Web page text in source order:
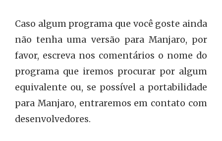
Caso algum programa que você goste ainda
não tenha uma versão para Manjaro, por
favor, escreva nos comentários o nome do
programa que iremos procurar por algum
equivalente ou, se possível a portabilidade
para Manjaro, entraremos em contato com
desenvolvedores.